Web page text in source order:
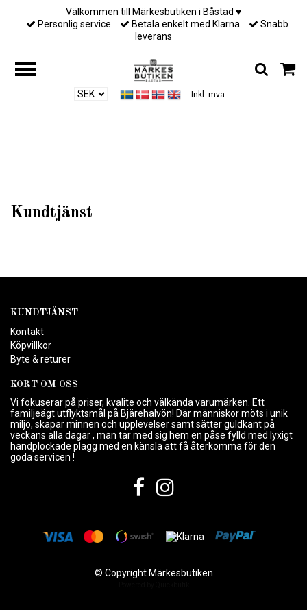
Välkommen till Märkesbutiken i Båstad ♥︎
Personlig service
Betala enkelt med Klarna
Snabb
leverans
Inkl. mva
Kundtjänst
KUNDTJÄNST
Kontakt
Köpvillkor
Byte & returer
KORT OM OSS
Vi fokuserar på priser, kvalite och välkända varumärken. Ett
familjeägt utflyktsmål på Bjärehalvön! Där människor möts i unik
miljö, skapar minnen och upplevelser samt sätter guldkant på
veckans alla dagar , man tar med sig hem en påse fylld med lyxigt
handplockade plagg med en känsla att få återkomma för den
goda servicen !
© Copyright Märkesbutiken